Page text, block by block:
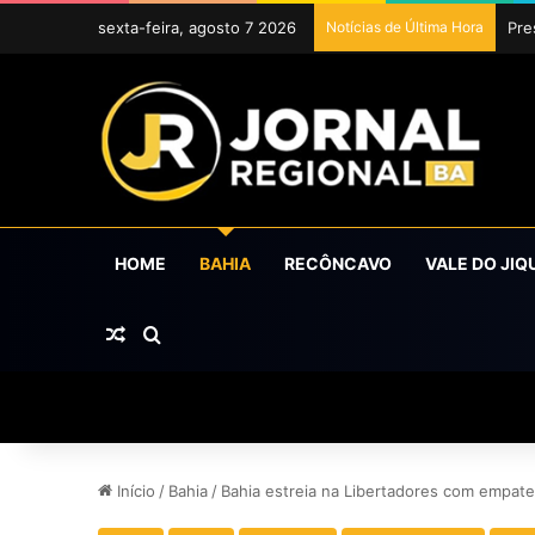
sexta-feira, agosto 7 2026 Notícias de Última Hora
HOME BAHIA RECÔNCAVO VALE DO
Artigo aleatório
Procurar por
Início / Bahia / Bahia estreia na Libertadores com